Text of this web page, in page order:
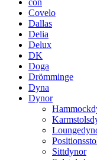
con
Covelo
Dallas
Delia
Delux
DK
Doga
Drömminge
Dyna
Dynor
Sittdynor